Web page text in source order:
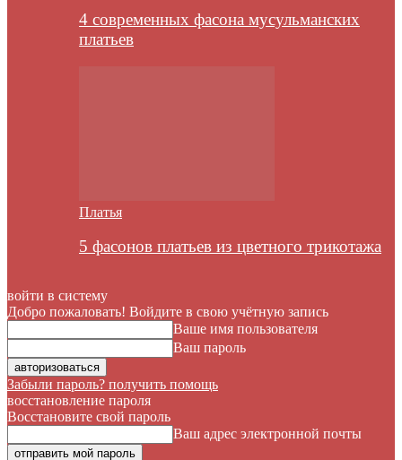
4 современных фасона мусульманских
платьев
Платья
5 фасонов платьев из цветного трикотажа
войти в систему
Добро пожаловать! Войдите в свою учётную запись
Ваше имя пользователя
Ваш пароль
Забыли пароль? получить помощь
восстановление пароля
Восстановите свой пароль
Ваш адрес электронной почты